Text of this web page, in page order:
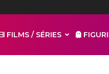
FILMS / SÉRIES